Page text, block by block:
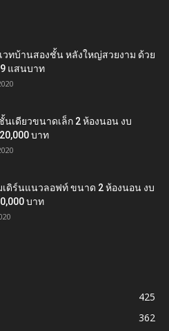
วทบ้านสองชั้น หลังใหญ่สวยงาม ด้วย
แสนบาท
นเดียวขนาดเล็ก 2 ห้องนอน งบ
บาท
ดิร์นแนวลอฟท์ ขนาด 2 ห้องนอน งบ
บาท
425
362